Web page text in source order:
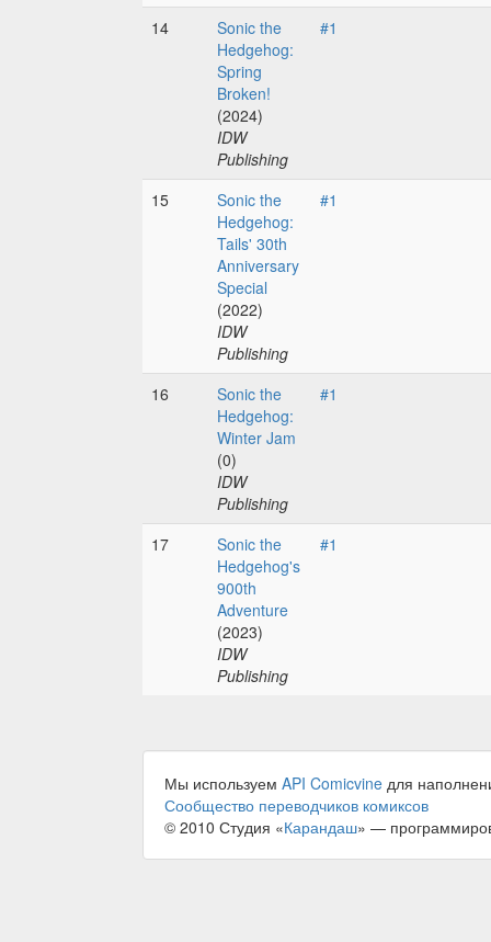
14
Sonic the
Hedgehog:
Spring
Broken!
(2024)
IDW
Publishing
#1
15
Sonic the
Hedgehog:
Tails' 30th
Anniversary
Special
(2022)
IDW
Publishing
#1
16
Sonic the
Hedgehog:
Winter Jam
(0)
IDW
Publishing
#1
17
Sonic the
Hedgehog's
900th
Adventure
(2023)
IDW
Publishing
#1
Мы используем API Comicvine для
Сообщество переводчиков комиксов
© 2010 Студия «Карандаш» —